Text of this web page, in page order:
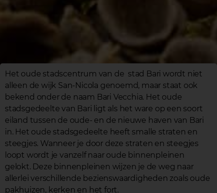
Het oude stadscentrum van de stad Bari wordt niet
alleen de wijk San-Nicola genoemd, maar staat ook
bekend onder de naam Bari Vecchia. Het oude
stadsgedeelte van Bari ligt als het ware op een soort
eiland tussen de oude- en de nieuwe haven van Bari
in. Het oude stadsgedeelte heeft smalle straten en
steegjes. Wanneer je door deze straten en steegjes
loopt wordt je vanzelf naar oude binnenpleinen
gelokt. Deze binnenpleinen wijzen je de weg naar
allerlei verschillende bezienswaardigheden zoals oude
pakhuizen, kerken en het fort.